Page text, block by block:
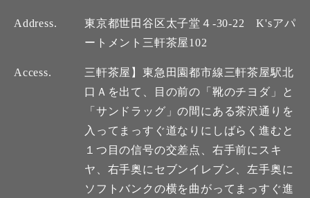
Address.
東京都世田谷区太子堂４-30-22 K'sアパ
ートメント三軒茶屋102
Access.
三軒茶屋】東急田園都市線三軒茶屋駅北
口Ａを出て、目の前の「靴のチヨダ」と
「サンドラッグ」の間にある茶沢通りを
入ってまっすぐ道なりにしばらく進むと
１つ目の信号の交差点、右手前にスキ
ヤ、右手奥にセブンイレブン、左手奥に
ソフトバンクの横を曲がってまっすぐ進